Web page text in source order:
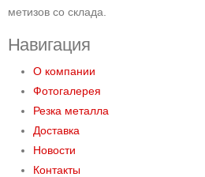
метизов со склада.
Навигация
О компании
Фотогалерея
Резка металла
Доставка
Новости
Контакты